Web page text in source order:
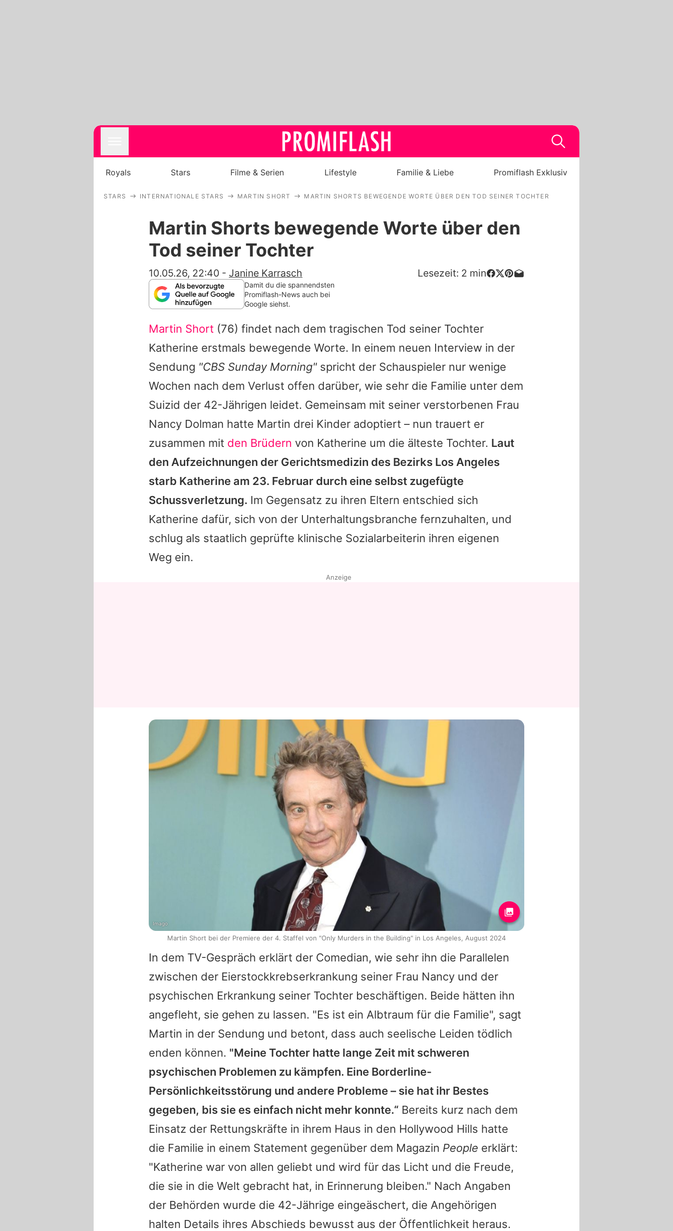
Royals
Filme & Serien
Familie & Liebe
Alle Themen auf Promiflash
App runterladen
Team
Redaktionelle Richtlinien
Impressum
Datenschutzerklärung
Nutzungsbedingungen
Royals Stars Filme & Serien Lifestyle Familie & Liebe Promiflash Exklusiv
STARS INTERNATIONALE STARS MARTIN SHORT MARTIN SHORTS BEWEGENDE WORTE ÜBER DEN TOD SEINER TOCHTER
Martin Shorts bewegende Worte über den
Tod seiner Tochter
10.05.26, 22:40 - Janine Karrasch Lesezeit: 2 min
Damit du die spannendsten
Promiflash-News auch bei
Google siehst.
Martin Short (76) findet nach dem tragischen Tod seiner Tochter
Katherine erstmals bewegende Worte. In einem neuen Interview in der
Sendung "CBS Sunday Morning" spricht der Schauspieler nur wenige
Wochen nach dem Verlust offen darüber, wie sehr die Familie unter dem
Suizid der 42-Jährigen leidet. Gemeinsam mit seiner verstorbenen Frau
Nancy Dolman hatte Martin drei Kinder adoptiert – nun trauert er
zusammen mit den Brüdern von Katherine um die älteste Tochter. Laut
den Aufzeichnungen der Gerichtsmedizin des Bezirks Los Angeles
starb Katherine am 23. Februar durch eine selbst zugefügte
Schussverletzung. Im Gegensatz zu ihren Eltern entschied sich
Katherine dafür, sich von der Unterhaltungsbranche fernzuhalten, und
schlug als staatlich geprüfte klinische Sozialarbeiterin ihren eigenen
Weg ein.
In dem TV-Gespräch erklärt der Comedian, wie sehr ihn die Parallelen
zwischen der Eierstockkrebserkrankung seiner Frau Nancy und der
psychischen Erkrankung seiner Tochter beschäftigen. Beide hätten ihn
angefleht, sie gehen zu lassen. "Es ist ein Albtraum für die Familie", sagt
Martin in der Sendung und betont, dass auch seelische Leiden tödlich
enden können. "Meine Tochter hatte lange Zeit mit schweren
psychischen Problemen zu kämpfen. Eine Borderline-
Persönlichkeitsstörung und andere Probleme – sie hat ihr Bestes
gegeben, bis sie es einfach nicht mehr konnte.“ Bereits kurz nach dem
Einsatz der Rettungskräfte in ihrem Haus in den Hollywood Hills hatte
die Familie in einem Statement gegenüber dem Magazin People erklärt:
"Katherine war von allen geliebt und wird für das Licht und die Freude,
die sie in die Welt gebracht hat, in Erinnerung bleiben." Nach Angaben
der Behörden wurde die 42-Jährige eingeäschert, die Angehörigen
halten Details ihres Abschieds bewusst aus der Öffentlichkeit heraus.
Anzeige
Imago
Martin Short bei der Premiere der 4. Staffel von "Only Murders in the Building" in Los Angeles, August 2024